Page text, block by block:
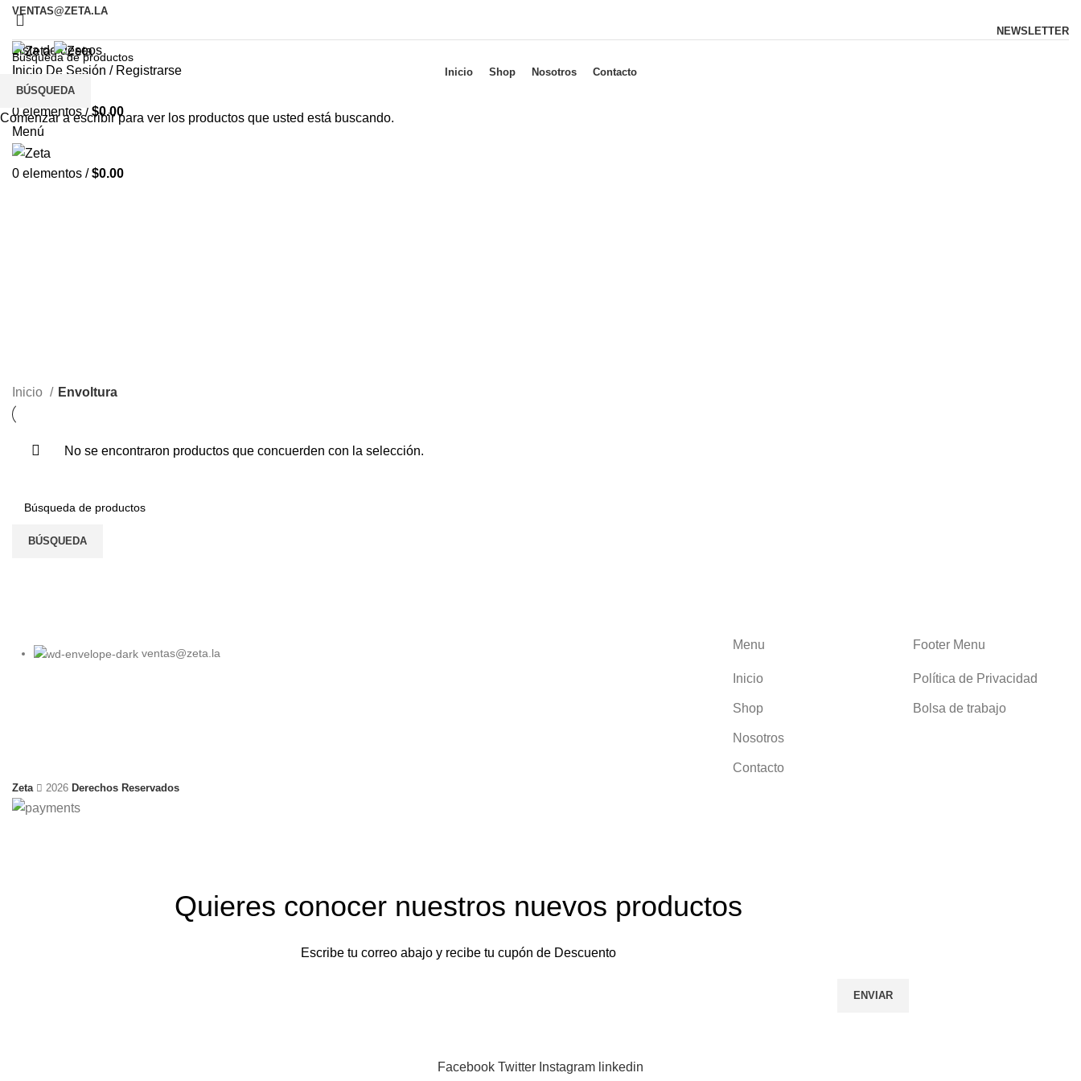
VENTAS@ZETA.LA
NEWSLETTER
Lista de deseos
Inicio De Sesión / Registrarse
Inicio Shop Nosotros Contacto
0 Comparar
0 elementos / $0.00
Menú
0 elementos / $0.00
Inicio Envoltura
No se encontraron productos que concuerden con la selección.
BÚSQUEDA
ventas@zeta.la
Menu
Inicio
Shop
Nosotros
Contacto
Footer Menu
Política de Privacidad
Bolsa de trabajo
Zeta 2026 Derechos Reservados
Quieres conocer nuestros nuevos productos
Escribe tu correo abajo y recibe tu cupón de Descuento
Facebook Twitter Instagram linkedin
BÚSQUEDA
Comenzar a escribir para ver los productos que usted está buscando.